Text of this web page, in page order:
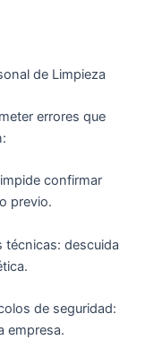
de Limpieza
errores que
confirmar
previo.
técnicas: descuida
de seguridad:
empresa.